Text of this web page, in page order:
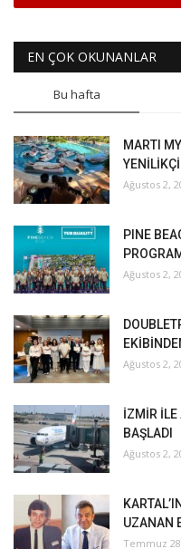
EN ÇOK OKUNANLAR
Bu hafta
MARTI
Ağustos 2,
PINE
Ağustos 2,
Ağustos 2,
İZMİR İLE
BAŞLADI
Ağustos 2,
UZANAN
Temmuz